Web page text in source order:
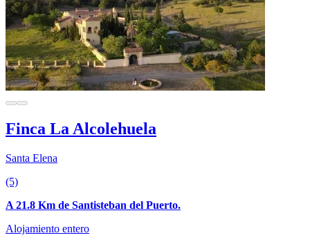
Finca La Alcolehuela
Santa Elena
(5)
A 21.8 Km de Santisteban del Puerto.
Alojamiento entero